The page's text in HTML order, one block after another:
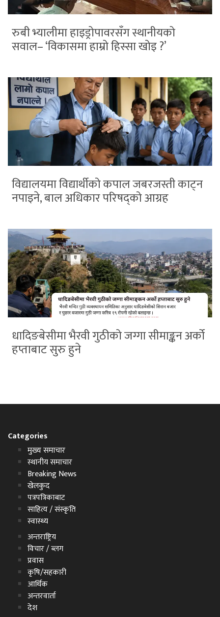
रुबी भ्यालीमा हाइड्रोपावरसँग स्थानीयको
सवाल– ‘विकासमा हाम्रो हिस्सा खोइ ?’
विद्यालयमा विद्यार्थीको कपाल जबरजस्ती काट्न
नपाइने, बाल अधिकार परिषद्को आग्रह
धादिङबेसीमा भैरवी गुठीको जग्गा सीमाङ्कन अर्को
हप्ताबाट सुरु हुने
Categories
मुख्य समाचार
स्थानीय समाचार
Breaking News
खेलकुद
पत्रपत्रिकाबाट
साहित्य / संस्कृति
स्वास्थ्य
अन्तराष्ट्रिय
विचार / ब्लग
प्रवास
कृषि/सहकारी
आर्थिक
अन्तरवार्ता
देश